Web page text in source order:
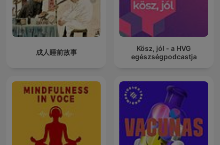
成人睡前故事
Kösz, jól - a HVG
egészségpodcastja